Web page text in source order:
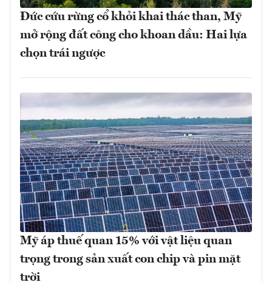
Đức cứu rừng cổ khỏi khai thác than, Mỹ
mở rộng đất công cho khoan dầu: Hai lựa
chọn trái ngược
Mỹ áp thuế quan 15% với vật liệu quan
trọng trong sản xuất con chip và pin mặt
trời